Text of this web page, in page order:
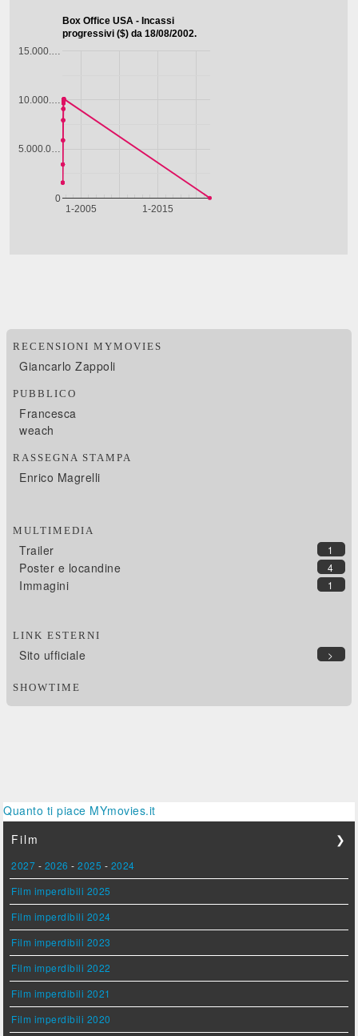
RECENSIONI MYMOVIES
Giancarlo Zappoli
PUBBLICO
Francesca
weach
RASSEGNA STAMPA
Enrico Magrelli
MULTIMEDIA
1
Trailer
4
Poster e locandine
1
Immagini
LINK ESTERNI
>
Sito ufficiale
SHOWTIME
Quanto ti piace MYmovies.it
Film
❯
2027 - 2026 -2025 - 2024
Film imperdibili 2025
Film imperdibili 2024
Film imperdibili 2023
Film imperdibili 2022
Film imperdibili 2021
Film imperdibili 2020